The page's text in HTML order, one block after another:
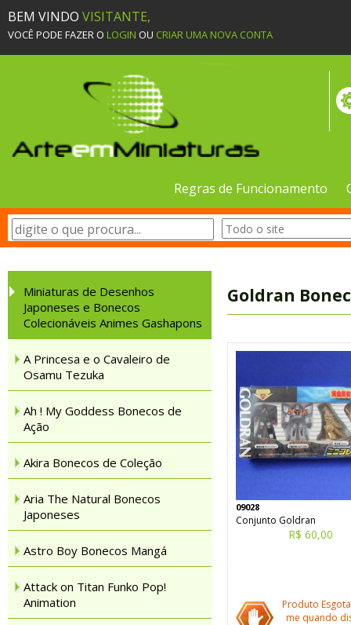
BEM VINDO VISITANTE,
VOCÊ PODE FAZER O LOGIN OU CRIAR UMA NOVA CONTA
Regras de Funcionamento
Miniaturas de Desenhos
Japoneses e Bonecos
Colecionáveis Animes Gashapons
A Princesa e o Cavaleiro de
Osamu Tezuka
Ah ! My Goddess Bonecos de
Ação
Akira Bonecos de Coleção
Aria The Natural Bonecos
Japoneses
Astro Boy Bonecos Mangá
Attack on Titan Funko Pop!
Animation
Goldran
09028
Conjunto Goldran
R$ 60,00
Produto
me quando